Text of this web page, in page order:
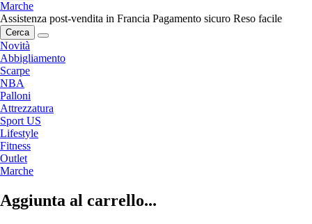
Marche
Assistenza post-vendita in Francia Pagamento sicuro Reso facile
Cerca
Novità
Abbigliamento
Scarpe
NBA
Palloni
Attrezzatura
Sport US
Lifestyle
Fitness
Outlet
Marche
Aggiunta al carrello...